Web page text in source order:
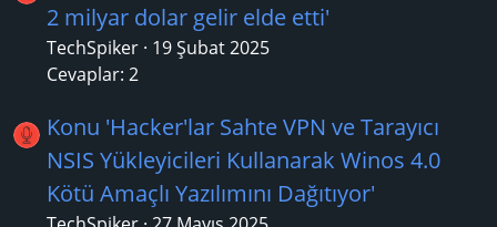
2 milyar dolar gelir elde etti'
TechSpiker 19 Şubat 2025
Cevaplar: 2
Konu 'Hacker'lar Sahte VPN ve Tarayıcı
NSIS Yükleyicileri Kullanarak Winos 4.0
Kötü Amaçlı Yazılımını Dağıtıyor'